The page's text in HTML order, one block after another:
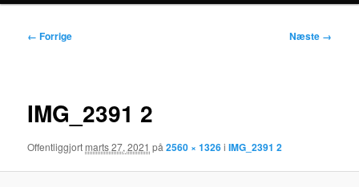
Billednavigation
← Forrige Næste →
IMG_2391 2
Offentliggjortmarts 27, 2021 på2560 × 1326iIMG_2391 2